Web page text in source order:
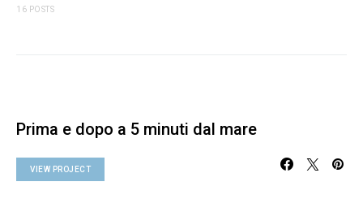
16 POSTS
Prima e dopo a 5 minuti dal mare
VIEW PROJECT